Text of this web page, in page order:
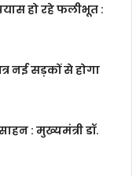
हो रहे फलीभूत :
नई सड़कों से होगा
: मुख्यमंत्री डॉ.